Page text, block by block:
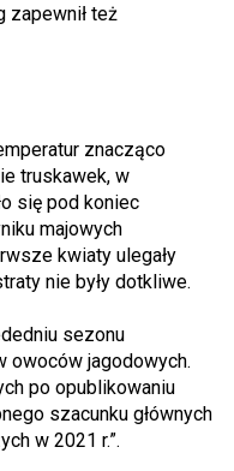
zapewnił też
znacząco
truskawek, w
się pod koniec
majowych
kwiaty ulegały
nie były dotkliwe.
sezonu
owoców jagodowych.
po opublikowaniu
szacunku głównych
w 2021 r.”.